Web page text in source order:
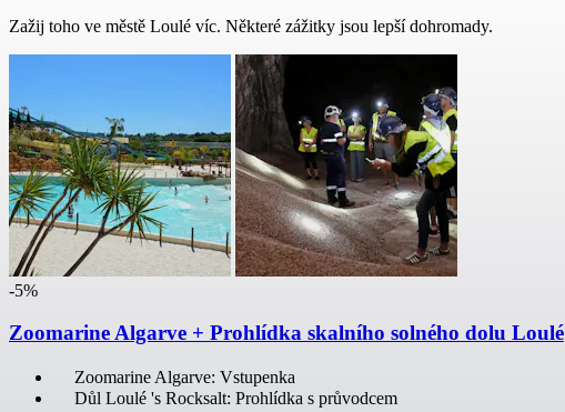
Zažij toho ve městě Loulé víc. Některé zážitky jsou lepší dohromady.
-5%
Zoomarine Algarve + Prohlídka skalního solného dolu Loulé
Zoomarine Algarve: Vstupenka
Důl Loulé 's Rocksalt: Prohlídka s průvodcem